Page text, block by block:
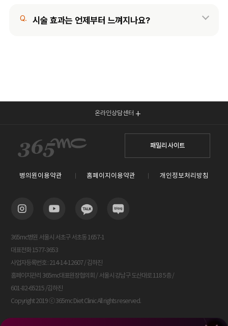
Q. 시술 효과는 언제부터 느껴지나요?
온라인상담센터
패밀리 사이트
병의원이용약관 홈페이지이용약관 개인정보처리방침
365mc병원 서울시 서초구 서초동 1657-1
대표전화 1577-3653
사업자등록번호 : 214-14-12607 / 김하진
홈페이지관리 365mc대표원장협의회 / 서울시 강남구 도산대로 118 5층 /
601-82-65215 /김하진
Copyright 2019 ⓒ 365mc Diet Clinic All rights reserved.